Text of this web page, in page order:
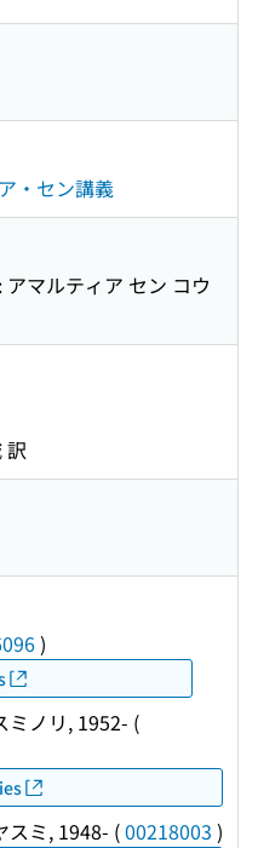
・セン講義
マルティア セン コウ
訳
)
ミノリ, 1952- (
スミ, 1948- (00218003 )